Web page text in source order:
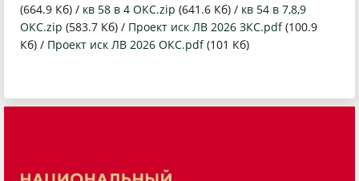
(664.9 Кб) / кв 58 в 4 ОКС.zip (641.6 Кб) / кв 54 в 7,8,9
ОКС.zip (583.7 Кб) / Проект иск ЛВ 2026 ЗКС.pdf(100.9
Кб) / Проект иск ЛВ 2026 ОКС.pdf(101 Кб)